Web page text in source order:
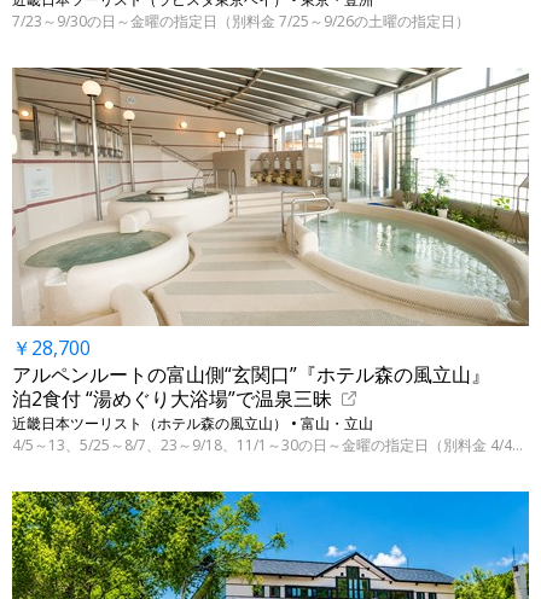
7/23～9/30の日～金曜の指定日（別料金 7/25～9/26の土曜の指定日）
￥28,700
アルペンルートの富山側“玄関口”『ホテル森の風立山』
泊2食付 “湯めぐり大浴場”で温泉三昧
近畿日本ツーリスト（ホテル森の風立山） • 富山・立山
4/5～13、5/25～8/7、23～9/18、11/1～30の日～金曜の指定日（別料金 4/4～11/28）